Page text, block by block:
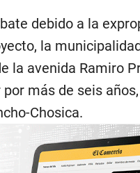
debido a la
la
la avenida Ramiro
más de seis
Chosica.